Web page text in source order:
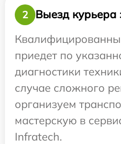
2
Выезд курьера
приедет по
диагностики
случае сложного
организуем
мастерскую в
Infratech.